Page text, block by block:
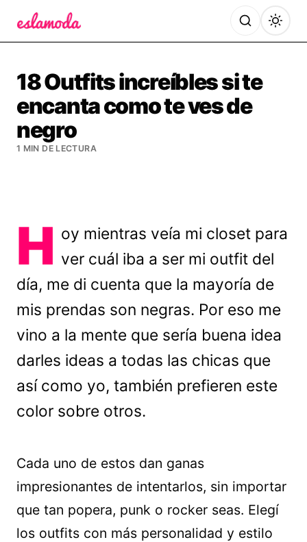
18 Outfits increíbles si te
encanta como te ves de
negro
1 MIN DE LECTURA
H oy mientras veía mi closet para
ver cuál iba a ser mi outfit del
día, me di cuenta que la mayoría de
mis prendas son negras. Por eso me
vino a la mente que sería buena idea
darles ideas a todas las chicas que
así como yo, también prefieren este
color sobre otros.
Cada uno de estos dan ganas
impresionantes de intentarlos, sin importar
que tan popera, punk o rocker seas. Elegí
los outfits con más personalidad y estilo